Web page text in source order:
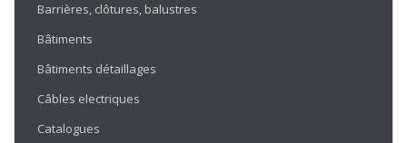
Barrières, clôtures, balustres
Bâtiments
Bâtiments détaillages
Câbles electriques
Catalogues